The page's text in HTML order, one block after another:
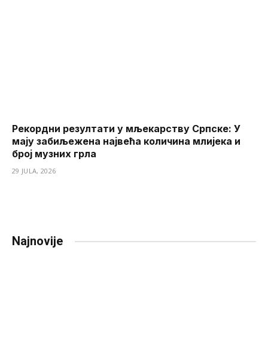
Рекордни резултати у мљекарству Српске: У
мају забиљежена највећа количина млијека и
број музних грла
29 JULA, 2026
Najnovije